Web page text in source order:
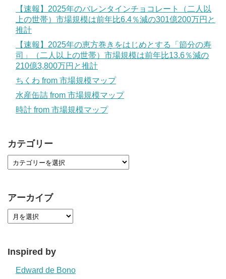
【速報】2025年のバレンタインチョコレート（二人以
上の世帯）市場規模は前年比6.4％減の301億200万円と
推計
【速報】2025年の恵方巻きをはじめとする「節分の寿
司」（二人以上の世帯）市場規模は前年比13.6％減の
210億3,800万円と推計
ちくわ from 市場規模マップ
水産缶詰 from 市場規模マップ
時計 from 市場規模マップ
カテゴリー
アーカイブ
Inspired by
Edward de Bono